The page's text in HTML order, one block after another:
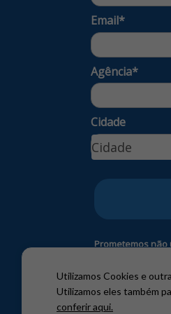
Email*
Agência*
Cidade
Cidade
Cidade
Prometemos
Utilizamos Cookies e
Utilizamos eles também
conferir aqui.